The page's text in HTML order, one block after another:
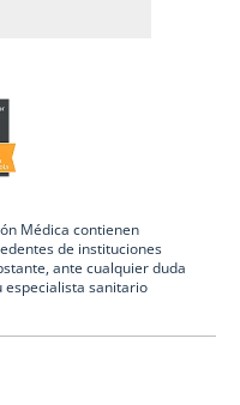
Médica contienen
de instituciones
ante cualquier duda
especialista sanitario